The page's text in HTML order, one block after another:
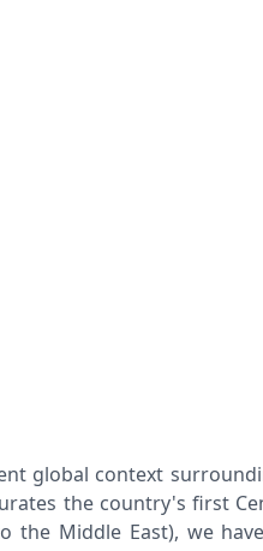
global context
the country's first
Middle East), we